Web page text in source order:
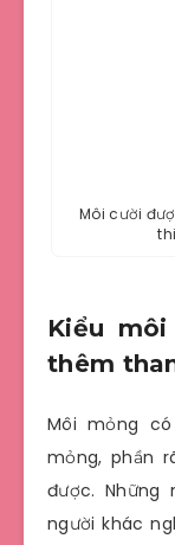
Môi cười
Kiểu
thêm
Môi mỏng
mỏng, phần
được. Những
người khác